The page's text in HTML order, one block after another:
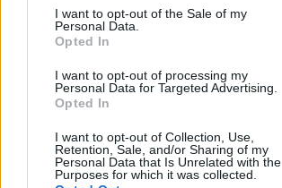
I want to opt-out of the Sale of my
Personal Data.
Opted In
I want to opt-out of processing my
Personal Data for Targeted Advertising.
Opted In
I want to opt-out of Collection, Use,
Retention, Sale, and/or Sharing of my
Personal Data that Is Unrelated with the
Purposes for which it was collected.